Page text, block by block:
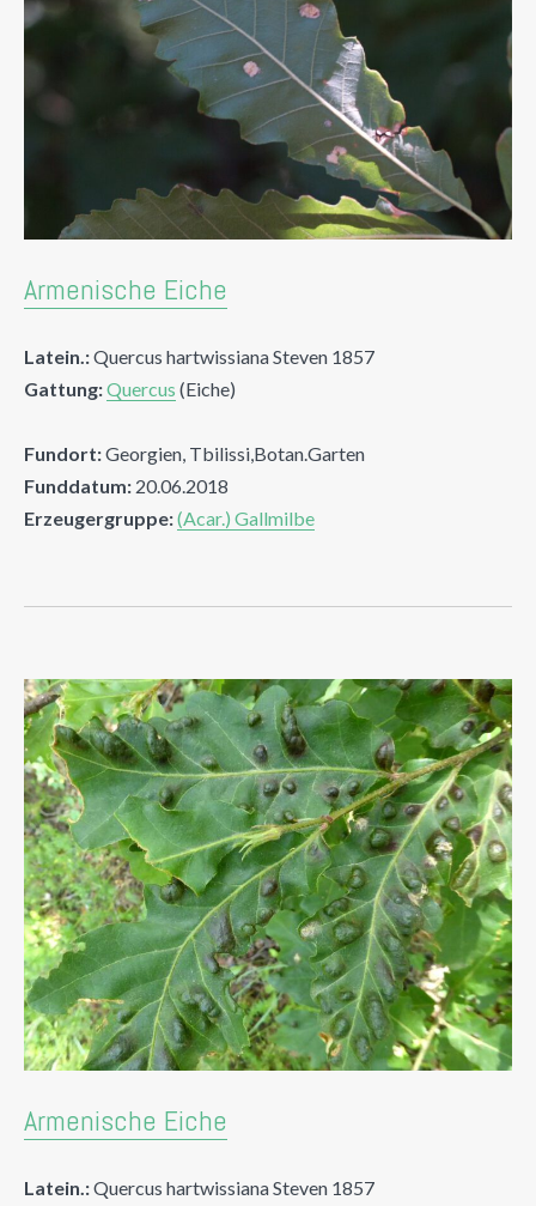
Armenische Eiche
Latein.:Quercus hartwissiana Steven 1857
Gattung:Quercus (Eiche)
Fundort:Georgien, Tbilissi,Botan.Garten
Funddatum: 20.06.2018
Erzeugergruppe:(Acar.) Gallmilbe
Armenische Eiche
Latein.:Quercus hartwissiana Steven 1857